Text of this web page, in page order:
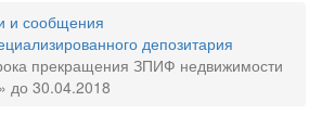
и сообщения
депозитария
прекращения ЗПИФ недвижимости
до 30.04.2018